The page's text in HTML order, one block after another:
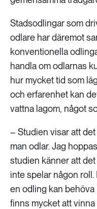
Stadsodlingar som
odlare har däremot
konventionella
handla om odlarnas
hur mycket tid som
och erfarenhet kan
vattna lagom, något
– Studien visar att
man odlar. Jag
studien känner att
inte spelar någon
en odling kan
finns mycket att